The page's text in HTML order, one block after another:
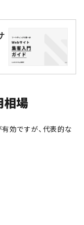
相場
効ですが、代表的な